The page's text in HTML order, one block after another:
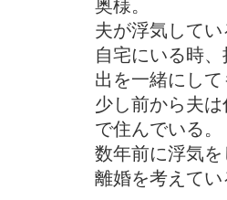
奥様。
夫が浮気して
自宅にいる時
出を一緒にし
少し前から夫
で住んでいる。
数年前に浮気
離婚を考えて